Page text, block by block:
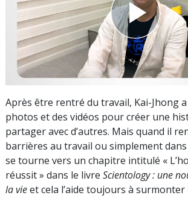
Après être rentré du travail, Kai-Jhong
photos et des vidéos pour créer une
partager avec d’autres. Mais quand il
barrières au travail ou simplement dans
se tourne vers un chapitre intitulé «
réussit » dans le livre Scientology : une
la vieet cela l’aide toujours à